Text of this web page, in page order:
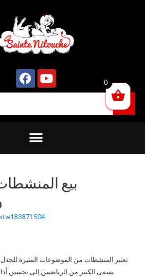
بيع
تعتبر المنشطات من الموضوعات المثيرة
يسعى الكثير من الرياضيين إلى تحسين
0